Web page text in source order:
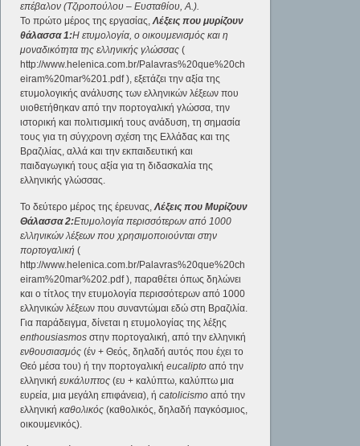
επέβαλον (Tζιροπούλου – Eυσταθίου, Α.).
Το πρώτο μέρος της εργασίας,Λέξεις που μυρίζουν
θάλασσα 1:Η ετυμολογία, ο οικουμενισμός και η
μοναδικότητα της ελληνικής γλώσσας(
http://www.helenica.com.br/Palavras%20que%20ch
eiram%20mar%201.pdf ), εξετάζει την αξία της
ετυμολογικής ανάλυσης των ελληνικών λέξεων που
υιοθετήθηκαν από την πορτογαλική γλώσσα, την
ιστορική και πολιτισμική τους ανάδυση, τη σημασία
τους για τη σύγχρονη σχέση της Ελλάδας και της
Βραζιλίας, αλλά και την εκπαιδευτική και
παιδαγωγική τους αξία για τη διδασκαλία της
ελληνικής γλώσσας.
Το δεύτερο μέρος της έρευνας,Λέξεις που Μυρίζουν
Θάλασσα 2:Ετυμολογία περισσότερων από 1000
ελληνικών λέξεων που χρησιμοποιούνται στην
πορτογαλική (
http://www.helenica.com.br/Palavras%20que%20ch
eiram%20mar%202.pdf ), παραθέτει όπως δηλώνει
και ο τίτλος την ετυμολογία περισσότερων από 1000
ελληνικών λέξεων που συναντώμαι εδώ στη Βραζιλία.
Για παράδειγμα, δίνεται η ετυμολογίας της λέξης
enthousiasmosστην πορτογαλική, από την ελληνική
ενθουσιασμός(έν + Θεός, δηλαδή αυτός που έχει το
Θεό μέσα του) ή την πορτογαλικήeucaliptoαπό την
ελληνικήευκάλυπτος(ευ + καλύπτω, καλύπτω μια
ευρεία, μια μεγάλη επιφάνεια), ήcatolicismoαπό την
ελληνικήκαθολικός(καθολικός, δηλαδή παγκόσμιος,
οικουμενικός).